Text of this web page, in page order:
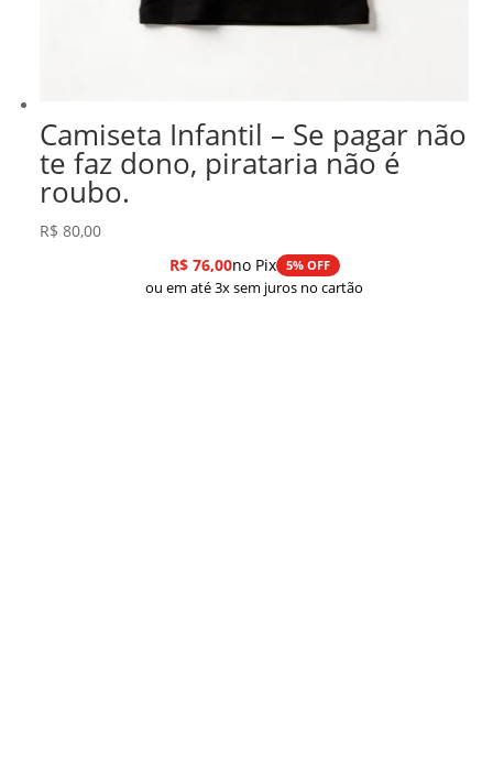
Camiseta Infantil – Se pagar não
te faz dono, pirataria não é
roubo.
R$ 80,00
R$76,00no Pix 5% OFF
ou em até 3x sem juros no cartão